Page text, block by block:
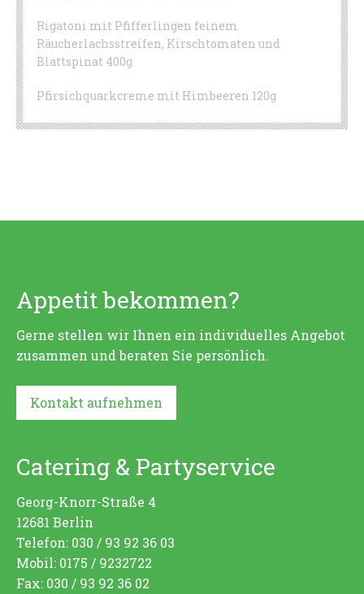
Rigatoni mit Pfifferlingen feinem
Räucherlachsstreifen, Kirschtomaten und
Blattspinat 400g
Pfirsichquarkcreme mit Himbeeren 120g
Appetit bekommen?
Gerne stellen wir Ihnen ein individuelles Angebot
zusammen und beraten Sie persönlich.
Kontakt aufnehmen
Catering & Partyservice
Georg-Knorr-Straße 4
12681 Berlin
Telefon: 030 / 93 92 36 03
Mobil: 0175 / 9232722
Fax: 030 / 93 92 36 02